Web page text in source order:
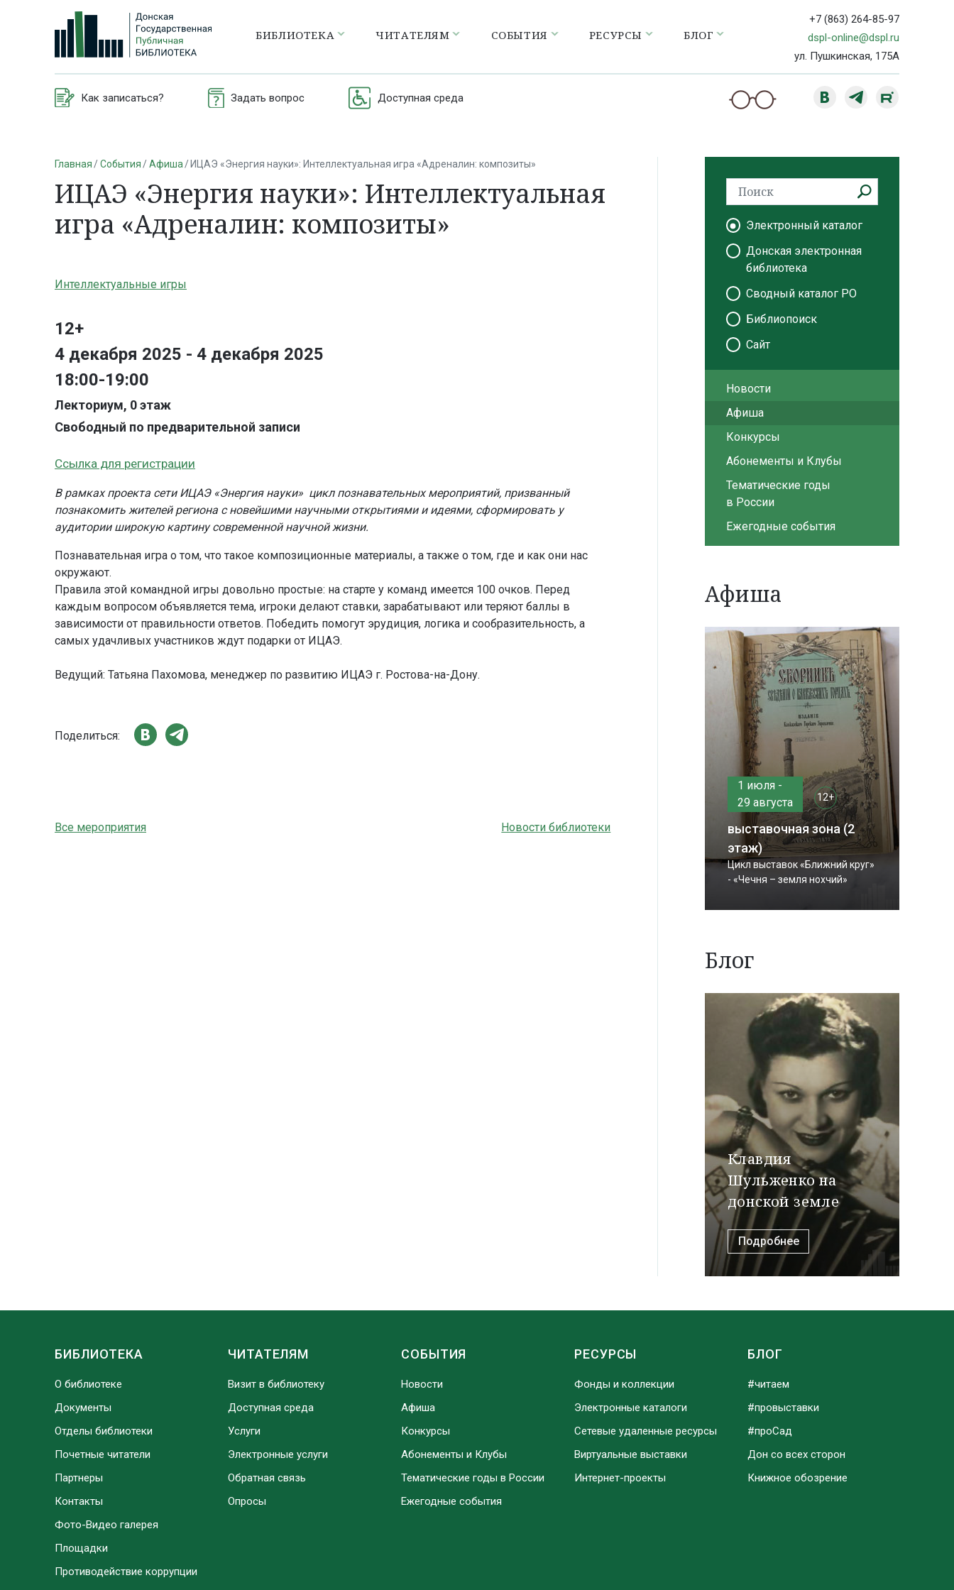
БИБЛИОТЕКА ЧИТАТЕЛЯМ СОБЫТИЯ РЕСУРСЫ БЛОГ
+7 (863) 264-85-97
dspl-online@dspl.ru
ул. Пушкинская, 175А
Как записаться? Задать вопрос Доступная среда
Главная События Афиша ИЦАЭ «Энергия науки»: Интеллектуальная игра «Адреналин: композиты»
ИЦАЭ «Энергия науки»: Интеллектуальная
игра «Адреналин: композиты»
Интеллектуальные игры
12+
4 декабря 2025 - 4 декабря 2025
18:00-19:00
Лекториум, 0 этаж
Свободный по предварительной записи
Ссылка для регистрации
В рамках проекта сети ИЦАЭ «Энергия науки» цикл познавательных мероприятий, призванный
познакомить жителей региона с новейшими научными открытиями и идеями, сформировать у
аудитории широкую картину современной научной жизни.
Познавательная игра о том, что такое композиционные материалы, а также о том, где и как они нас
окружают.
Правила этой командной игры довольно простые: на старте у команд имеется 100 очков. Перед
каждым вопросом объявляется тема, игроки делают ставки, зарабатывают или теряют баллы в
зависимости от правильности ответов. Победить помогут эрудиция, логика и сообразительность, а
самых удачливых участников ждут подарки от ИЦАЭ.
Ведущий: Татьяна Пахомова, менеджер по развитию ИЦАЭ г. Ростова-на-Дону.
Поделиться:
Все мероприятия Новости библиотеки
Электронный каталог
Донская электронная
библиотека
Сводный каталог РО
Библиопоиск
Сайт
Новости
Афиша
Конкурсы
Абонементы и Клубы
Тематические годы
в России
Ежегодные события
Афиша
1 июля -
29 августа
12+
выставочная зона (2
этаж)
Цикл выставок «Ближний круг»
- «Чечня – земля нохчий»
Блог
Клавдия
Шульженко на
донской земле
Подробнее
БИБЛИОТЕКА
О библиотеке
Документы
Отделы библиотеки
Почетные читатели
Партнеры
Контакты
Фото-Видео галерея
Площадки
Противодействие коррупции
ЧИТАТЕЛЯМ
Визит в библиотеку
Доступная среда
Услуги
Электронные услуги
Обратная связь
Опросы
СОБЫТИЯ
Новости
Афиша
Конкурсы
Абонементы и Клубы
Тематические годы в России
Ежегодные события
РЕСУРСЫ
Фонды и коллекции
Электронные каталоги
Сетевые удаленные ресурсы
Виртуальные выставки
Интернет-проекты
БЛОГ
#читаем
#провыставки
#проСад
Дон со всех сторон
Книжное обозрение